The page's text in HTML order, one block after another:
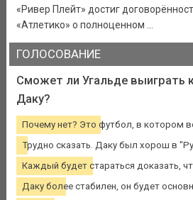
«Ривер Плейт» достиг
«Атлетико» о полноценном ...
ГОЛОСОВАНИЕ
Сможет ли Угальде выиграть
Даку?
Почему нет? Это футбол, в котором
Трудно сказать. Даку был хорош в
Каждый будет стараться доказать,
Даку более стабилен, он будет